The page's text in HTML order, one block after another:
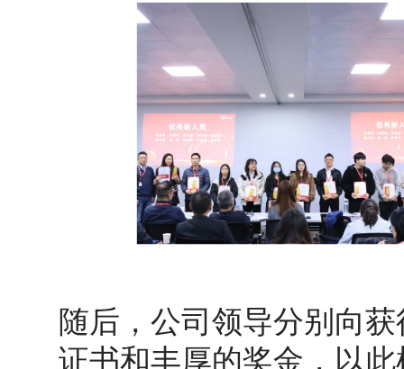
随后，公司领导分别向
证书和丰厚的奖金，以